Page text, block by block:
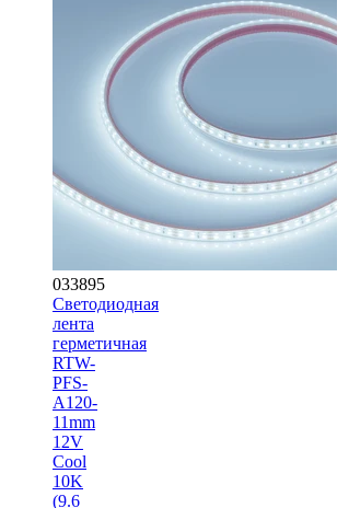
033895
Светодиодная
лента
герметичная
RTW-
PFS-
A120-
11mm
12V
Cool
10K
(9.6